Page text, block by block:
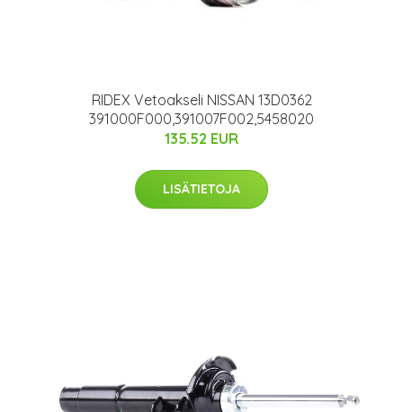
RIDEX Vetoakseli NISSAN 13D0362
391000F000,391007F002,5458020
135.52 EUR
LISÄTIETOJA